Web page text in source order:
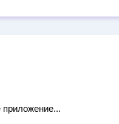
приложение...